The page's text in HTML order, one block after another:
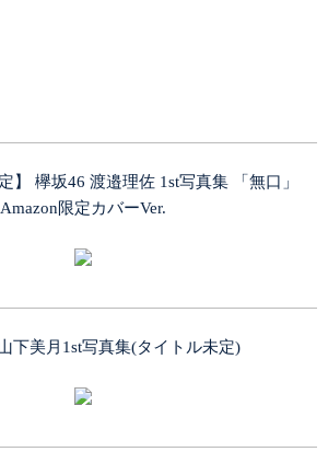
】 欅坂46 渡邉理佐 1st写真集 「無口」
Amazon限定カバーVer.
下美月1st写真集(タイトル未定)